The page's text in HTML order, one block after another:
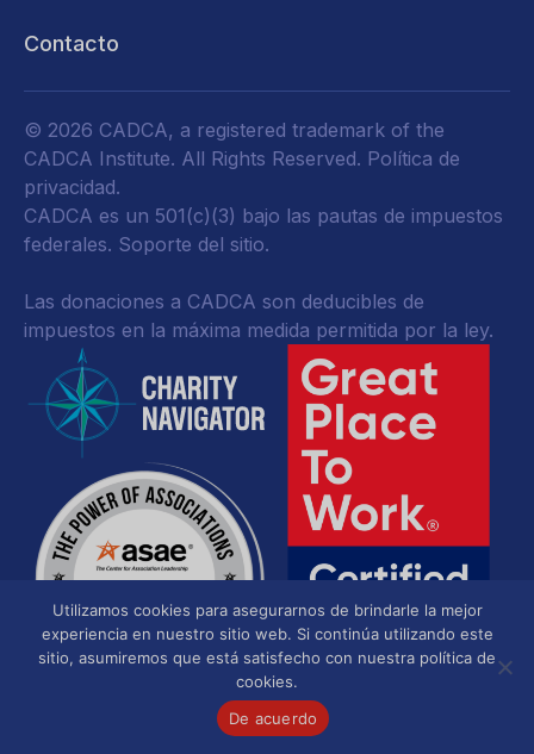
Contacto
© 2026 CADCA, a registered trademark of the
CADCA Institute. All Rights Reserved. Política de
privacidad.
CADCA es un 501(c)(3) bajo las pautas de impuestos
federales. Soporte del sitio.
Las donaciones a CADCA son deducibles de
impuestos en la máxima medida permitida por la ley.
Utilizamos cookies para asegurarnos de brindarle la mejor
experiencia en nuestro sitio web. Si continúa utilizando este
sitio, asumiremos que está satisfecho con nuestra política de
cookies.
De acuerdo